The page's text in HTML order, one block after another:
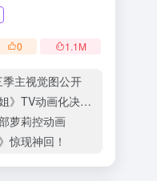
0 1.1M
主视觉图公开
TV动画化决定！
萝莉控动画
惊现神回！